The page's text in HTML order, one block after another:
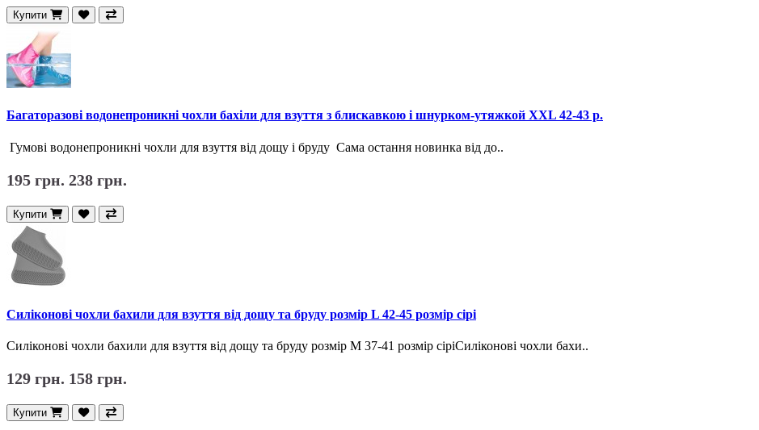
Купити
Багаторазові водонепроникні чохли бахіли для взуття з блискавкою і шнурком-утяжкой XXL 42-43 р.
Гумові водонепроникні чохли для взуття від дощу і бруду Сама остання новинка від до..
195 грн. 238 грн.
Купити
Силіконові чохли бахили для взуття від дощу та бруду розмір L 42-45 розмір сірі
Силіконові чохли бахили для взуття від дощу та бруду розмір M 37-41 розмір сіріСиліконові чохли бахи..
129 грн. 158 грн.
Купити